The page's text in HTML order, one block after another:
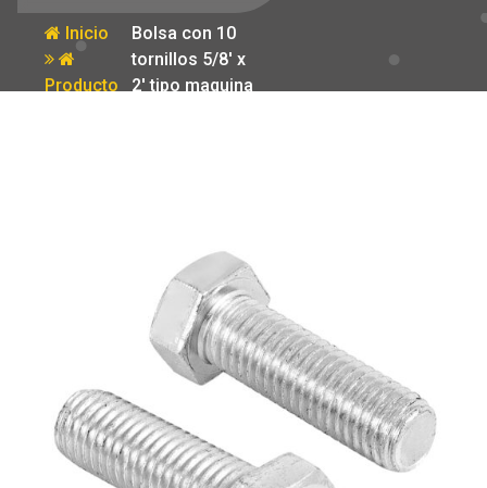
Inicio
Producto
Bolsa con 10
tornillos 5/8′ x
2′ tipo maquina